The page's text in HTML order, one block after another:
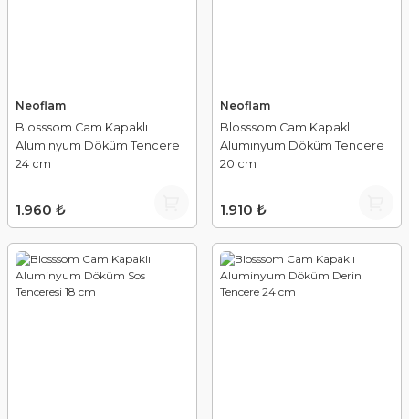
Neoflam
Blosssom Cam Kapaklı
Aluminyum Döküm Tencere
24 cm
1.960 ₺
Neoflam
Blosssom Cam Kapaklı
Aluminyum Döküm Tencere
20 cm
1.910 ₺